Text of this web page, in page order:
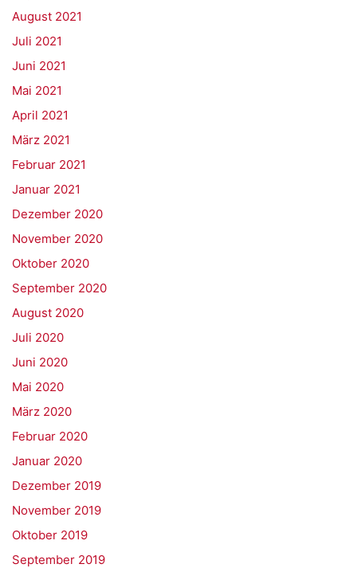
August 2021
Juli 2021
Juni 2021
Mai 2021
April 2021
März 2021
Februar 2021
Januar 2021
Dezember 2020
November 2020
Oktober 2020
September 2020
August 2020
Juli 2020
Juni 2020
Mai 2020
März 2020
Februar 2020
Januar 2020
Dezember 2019
November 2019
Oktober 2019
September 2019